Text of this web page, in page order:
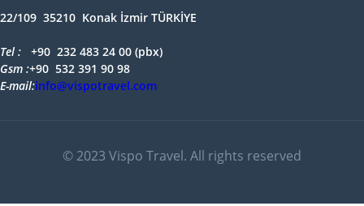
22/109 35210 Konak İzmir TÜRKİYE
Tel : +90 232 483 24 00 (pbx)
Gsm :+90 532 391 90 98
E-mail:info@vispotravel.com
© 2023 Vispo Travel. All rights reserved